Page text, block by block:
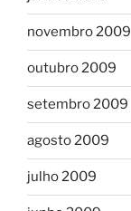
novembro 2009
outubro 2009
setembro 2009
agosto 2009
julho 2009